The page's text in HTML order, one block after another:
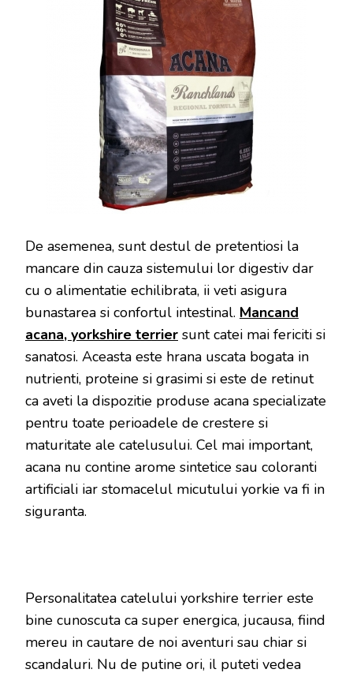
De asemenea, sunt destul de pretentiosi la
mancare din cauza sistemului lor digestiv dar
cu o alimentatie echilibrata, ii veti asigura
bunastarea si confortul intestinal. Mancand
acana, yorkshire terrier sunt catei mai fericiti si
sanatosi. Aceasta este hrana uscata bogata in
nutrienti, proteine si grasimi si este de retinut
ca aveti la dispozitie produse acana specializate
pentru toate perioadele de crestere si
maturitate ale catelusului. Cel mai important,
acana nu contine arome sintetice sau coloranti
artificiali iar stomacelul micutului yorkie va fi in
siguranta.
Personalitatea catelului yorkshire terrier este
bine cunoscuta ca super energica, jucausa, fiind
mereu in cautare de noi aventuri sau chiar si
scandaluri. Nu de putine ori, il puteti vedea